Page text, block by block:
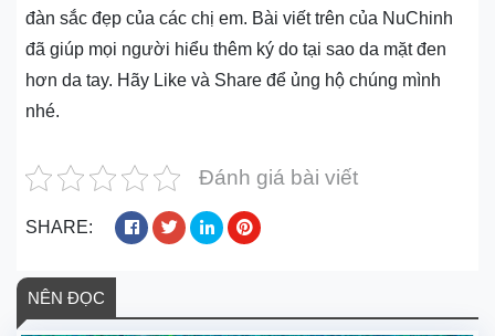
đàn sắc đẹp của các chị em. Bài viết trên của NuChinh
đã giúp mọi người hiểu thêm ký do tại sao da mặt đen
hơn da tay. Hãy Like và Share để ủng hộ chúng mình
nhé.
Đánh giá bài viết
SHARE:
NÊN ĐỌC